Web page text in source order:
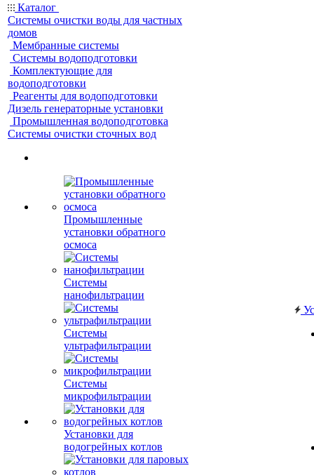
Каталог
Системы очистки воды для частных
домов
Мембранные системы
Системы водоподготовки
Комплектующие для
водоподготовки
Реагенты для водоподготовки
Дизель генераторные установки
Промышленная водоподготовка
Системы очистки сточных вод
Промышленные
установки обратного
осмоса
Системы
нанофильтрации
Системы
ультрафильтрации
Системы
микрофильтрации
Установки для
водогрейных котлов